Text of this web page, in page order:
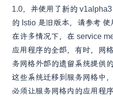
1.0，并使用了新的 v1alpha3
的 Istio 是旧版本，请参考 使
在许多情况下，在 service
应用程序的全部，有时，网
务网格外部的遗留系统提供
这些系统迁移到服务网格中
必须让服务网格内的应用程